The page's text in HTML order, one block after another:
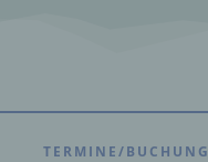
TERMINE/BUCHUNG